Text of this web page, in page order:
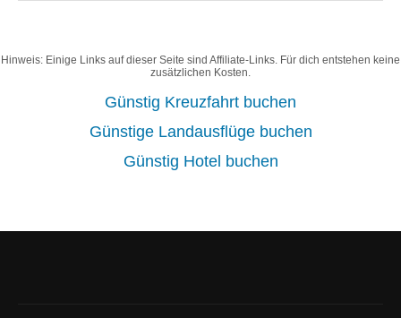
Hinweis: Einige Links auf dieser Seite sind Affiliate-Links. Für dich entstehen keine
zusätzlichen Kosten.
Günstig Kreuzfahrt buchen
Günstige Landausflüge buchen
Günstig Hotel buchen